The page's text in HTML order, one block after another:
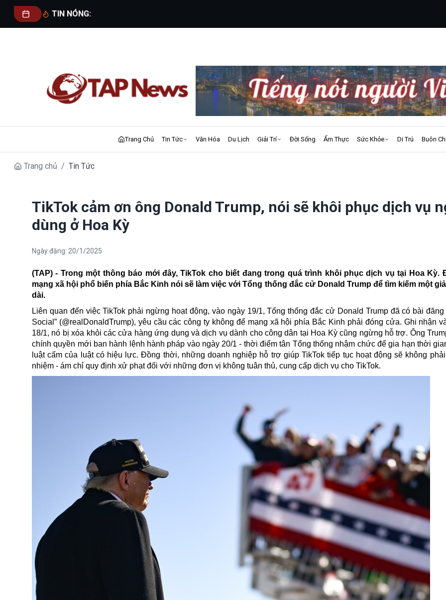
TIN NÓNG:
Trang Chủ Tin Tức Văn Hóa Du Lịch Giải Trí Đời Sống Ẩm Thực Sức Khỏe Di Trú Buôn
Trang chủ / Tin Tức
TikTok cảm ơn ông Donald Trump, nói sẽ khôi phục dịch vụ
dùng ở Hoa Kỳ
Ngày đăng: 20/1/2025
(TAP) - Trong một thông báo mới đây,TikTok cho biết đang trong quá trình khôi phục dịch vụ tại Hoa Kỳ.
mạng xã hội phổ biến phía Bắc Kinh nói sẽ làm việc với Tổng thống đắc cử Donald Trump để tìm kiếm một
dài.
Liên quan đến việc TikTok phải ngừng hoạt động, vào ngày 19/1, Tổng thống đắc cử Donald Trump đã có bài đăng
Social” (@realDonaldTrump), yêu cầu các công ty không để mạng xã hội phía Bắc Kinh phải đóng cửa. Ghi nhận
18/1, nó bị xóa khỏi các cửa hàng ứng dụng và dịch vụ dành cho công dân tại Hoa Kỳ cũng ngừng hỗ trợ. Ông
chính quyền mới ban hành lệnh hành pháp vào ngày 20/1 - thời điểm tân Tổng thống nhậm chức để gia hạn thời
luật cấm của luật có hiệu lực. Đồng thời, những doanh nghiệp hỗ trợ giúp TikTok tiếp tục hoạt động sẽ không
nhiệm - ám chỉ quy định xử phạt đối với những đơn vị không tuân thủ, cung cấp dịch vụ cho TikTok.